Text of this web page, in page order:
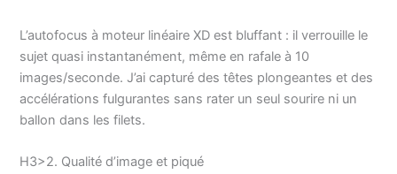
L’autofocus à moteur linéaire XD est bluffant : il verrouille le
sujet quasi instantanément, même en rafale à 10
images/seconde. J’ai capturé des têtes plongeantes et des
accélérations fulgurantes sans rater un seul sourire ni un
ballon dans les filets.
H3>2. Qualité d’image et piqué